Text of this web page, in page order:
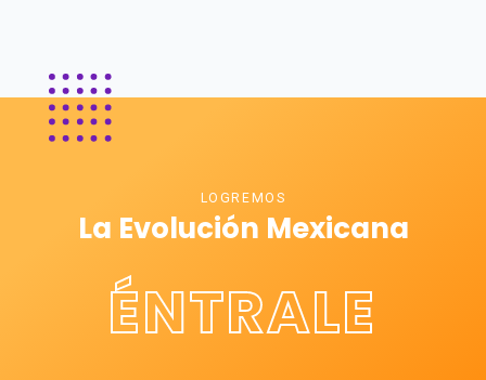
LOGREMOS
La Evolución Mexicana
ÉNTRALE